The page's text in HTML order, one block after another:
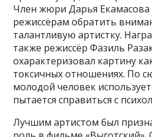
Член жюри Дарья
режиссёрам обратить
талантливую артистку.
также режиссёр Фазиль
охарактеризовал картину
токсичных отношениях. По
молодой человек
пытается справиться с
Лучшим артистом был